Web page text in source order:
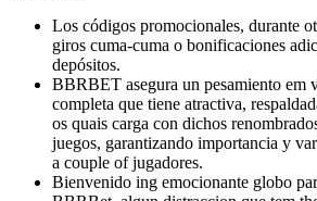
Los códigos promocionales, durante
giros cuma-cuma o bonificaciones
depósitos.
BBRBET asegura un pesamiento em
completa que tiene atractiva,
os quais carga con dichos
juegos, garantizando importancia y
a couple of jugadores.
Bienvenido ing emocionante globo